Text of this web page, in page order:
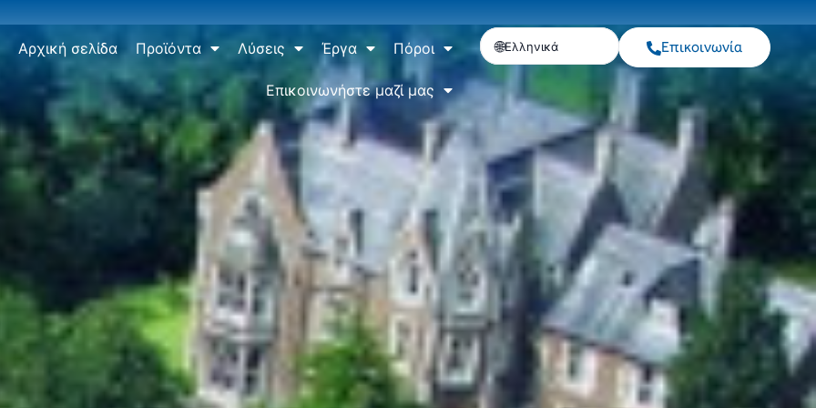
Αρχική σελίδα Προϊόντα Λύσεις Έργα Πόροι
Επικοινωνήστε μαζί μας
Ελληνικά Επικοινωνία